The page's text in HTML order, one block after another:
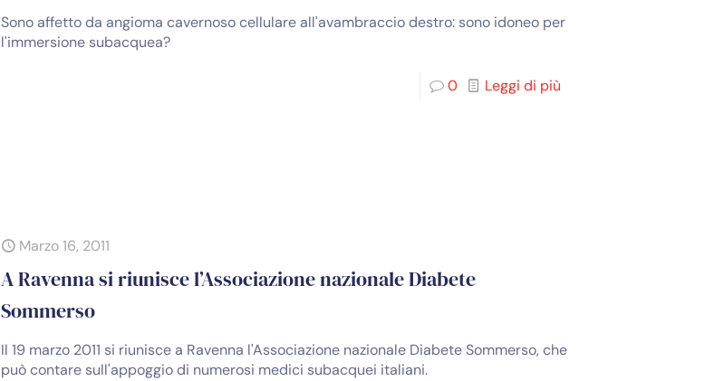
Sono affetto da angioma cavernoso cellulare all'avambraccio destro: sono idoneo per
l'immersione subacquea?
0 Leggi di più
Marzo 16, 2011
A Ravenna si riunisce l’Associazione nazionale Diabete
Sommerso
Il 19 marzo 2011 si riunisce a Ravenna l'Associazione nazionale Diabete Sommerso, che
può contare sull'appoggio di numerosi medici subacquei italiani.